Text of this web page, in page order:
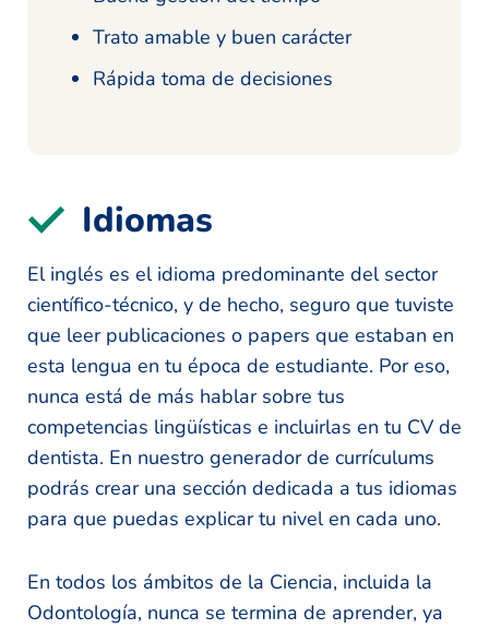
Trato amable y buen carácter
Rápida toma de decisiones
Idiomas
El inglés es el idioma predominante del sector
científico-técnico, y de hecho, seguro que tuviste
que leer publicaciones o papers que estaban en
esta lengua en tu época de estudiante. Por eso,
nunca está de más hablar sobre tus
competencias lingüísticas e incluirlas en tu CV de
dentista. En nuestro generador de currículums
podrás crear una sección dedicada a tus idiomas
para que puedas explicar tu nivel en cada uno.
En todos los ámbitos de la Ciencia, incluida la
Odontología, nunca se termina de aprender, ya